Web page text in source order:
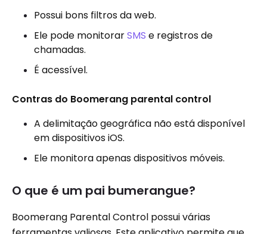
Possui bons filtros da web.
Ele pode monitorarSMS e registros de
chamadas.
É acessível.
Contras do Boomerang parental control
A delimitação geográfica não está disponível
em dispositivos iOS.
Ele monitora apenas dispositivos móveis.
O que é um pai bumerangue?
Boomerang Parental Control possui várias